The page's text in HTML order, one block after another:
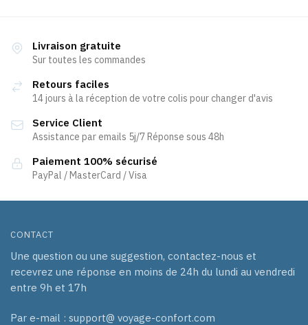
peuvent
être
Livraison gratuite
Sur toutes les commandes
Retours faciles
14 jours à la réception de votre colis pour changer d'avis
Service Client
Assistance par emails 5j/7 Réponse sous 48h
Paiement 100% sécurisé
PayPal / MasterCard / Visa
CONTACT
Une question ou une suggestion, contactez-nous et
recevrez une réponse en moins de 24h du lundi au vendredi
entre 9h et 17h
Par e-mail : support@ voyage-confort.com